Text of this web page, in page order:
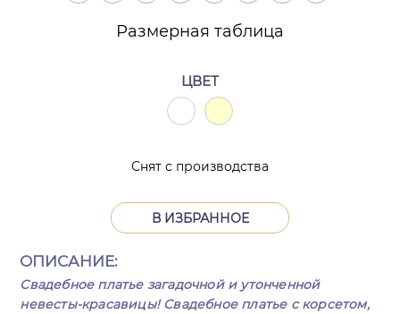
Размерная таблица
ЦВЕТ
В ИЗБРАННОЕ
Снят с производства
ОПИСАНИЕ:
Свадебное платье загадочной и утонченной
невесты-красавицы! Cвадебное платье с корсетом,